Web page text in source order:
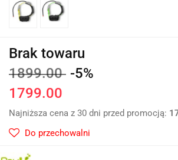
Brak towaru
1899.00 -5%
1799.00
Najniższa cena z 30 dni przed promocją:
Do przechowalni